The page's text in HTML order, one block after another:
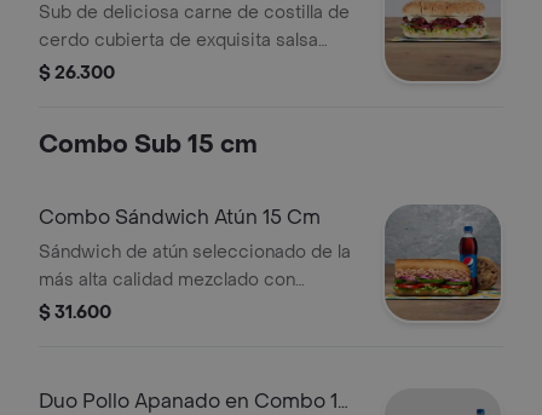
Sub de deliciosa carne de costilla de
cerdo cubierta de exquisita salsa
BBQ. Disfrútalo con los vegetales y
$ 26.300
Combo Sub 15 cm
Combo Sándwich Atún 15 Cm
Sándwich de atún seleccionado de la
más alta calidad mezclado con
mayonesa, escoge el pan, queso,
$ 31.600
Duo Pollo Apanado en Combo 15